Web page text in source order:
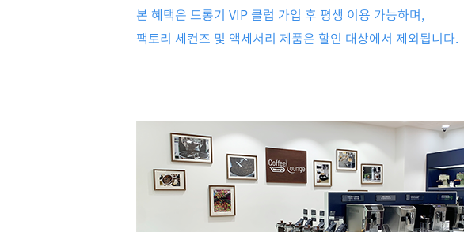
본 혜택은 드롱기 VIP 클럽 가입 후 평생 이용 가능하며,
팩토리 세컨즈 및 액세서리 제품은 할인 대상에서 제외됩니다.